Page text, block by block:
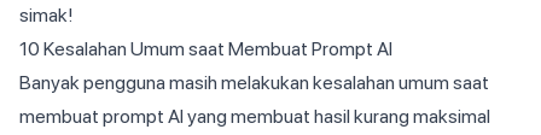
simak!
10 Kesalahan Umum saat Membuat Prompt AI
Banyak pengguna masih melakukan kesalahan umum saat
membuat prompt AI yang membuat hasil kurang maksimal